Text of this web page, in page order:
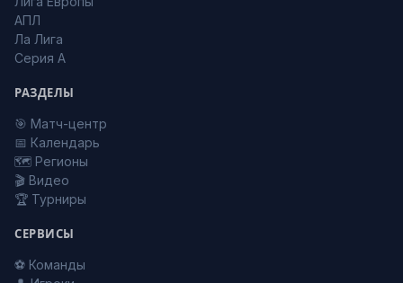
АПЛ
Ла Лига
Серия А
РАЗДЕЛЫ
🎯 Матч-центр
📅 Календарь
🗺️ Регионы
🎬 Видео
🏆 Турниры
СЕРВИСЫ
⚽ Команды